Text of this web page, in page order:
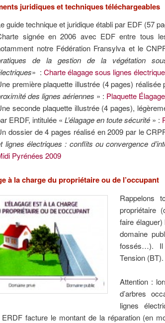
juridiques et techniques téléchargeables
guide technique et juridique établi par EDF (57
signée en 2006 avec EDF entre tous
notre Fédération Fransylva et le
de la gestion de la végétation
» :Charte élagage sous lignes
première plaquette illustrée (4 pages) réalisée
des lignes aériennes » : Plaquette
seconde plaquette illustrée (4 pages),
ERDF, intitulée «L’élagage en toute sécurité » :
dossier de 4 pages réalisé en 2009 par le
lignes électriques : conflits ou convergence
Pyrénées 2009
à la charge du propriétaire ou de l’occupant
Rappelons
propriétaire
faire
domaine
fossés…). Il
Tension (BT).
Attention :
d’arbres
lignes
ERDF facture le montant de la réparation (en